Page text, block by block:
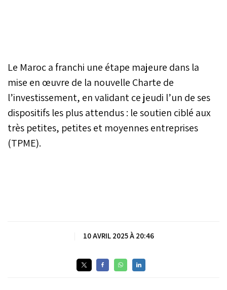
Le Maroc a franchi une étape majeure dans la
mise en œuvre de la nouvelle Charte de
l’investissement, en validant ce jeudi l’un de ses
dispositifs les plus attendus : le soutien ciblé aux
très petites, petites et moyennes entreprises
(TPME).
10 AVRIL 2025 À 20:46